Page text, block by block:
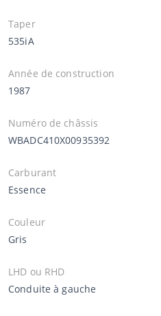
Taper
535iA
Année de construction
1987
Numéro de châssis
WBADC410X00935392
Carburant
Essence
Couleur
Gris
LHD ou RHD
Conduite à gauche